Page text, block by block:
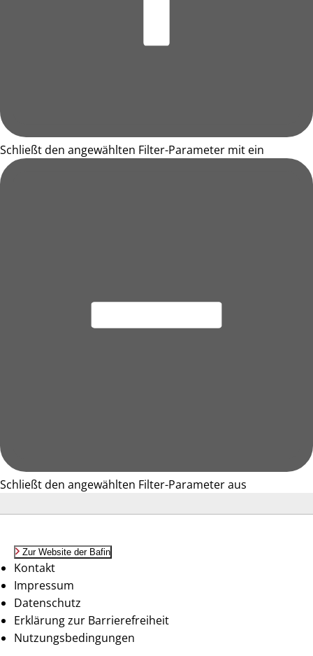
Schließt den angewählten Filter-Parameter mit ein
Schließt den angewählten Filter-Parameter aus
Zur Website der Bafin
Kontakt
Impressum
Datenschutz
Erklärung zur Barrierefreiheit
Nutzungsbedingungen